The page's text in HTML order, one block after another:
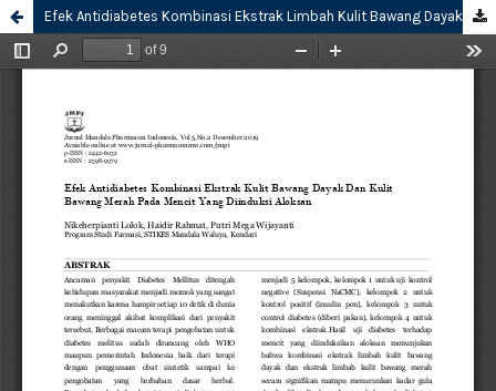
Efek Antidiabetes Kombinasi Ekstrak Limbah Kulit Bawang Dayak Dan Limbah Kulit Bawang Merah Pada Mencit Yang Diinduksi Aloksan